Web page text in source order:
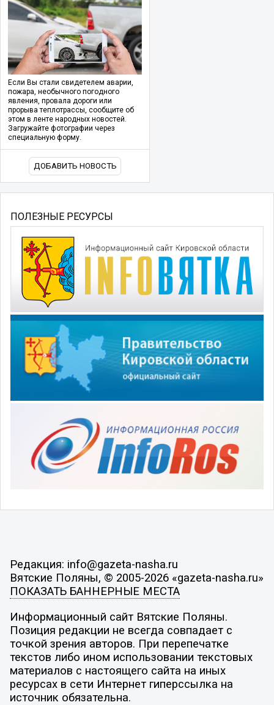
Если Вы стали свидетелем аварии,
пожара, необычного погодного
явления, провала дороги или
прорыва теплотрассы, сообщите об
этом в ленте народных новостей.
Загружайте фотографии через
специальную форму.
ДОБАВИТЬ НОВОСТЬ
ПОЛЕЗНЫЕ РЕСУРСЫ
Редакция: info@gazeta-nasha.ru
Вятские Поляны, © 2005-2026 «gazeta-nasha.ru»
ПОКАЗАТЬ БАННЕРНЫЕ МЕСТА
Информационный сайт Вятские Поляны.
Позиция редакции не всегда совпадает с
точкой зрения авторов. При перепечатке
текстов либо ином использовании текстовых
материалов с настоящего сайта на иных
ресурсах в сети Интернет гиперссылка на
источник обязательна.